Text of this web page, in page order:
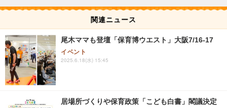
関連ニュース
尾木ママも登壇「保育博ウエスト」大阪7/16-17
イベント
2025.6.18(水) 15:45
居場所づくりや保育政策「こども白書」閣議決定